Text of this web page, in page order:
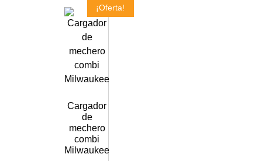
¡Oferta!
Cargador
de
mechero
combi
Milwaukee